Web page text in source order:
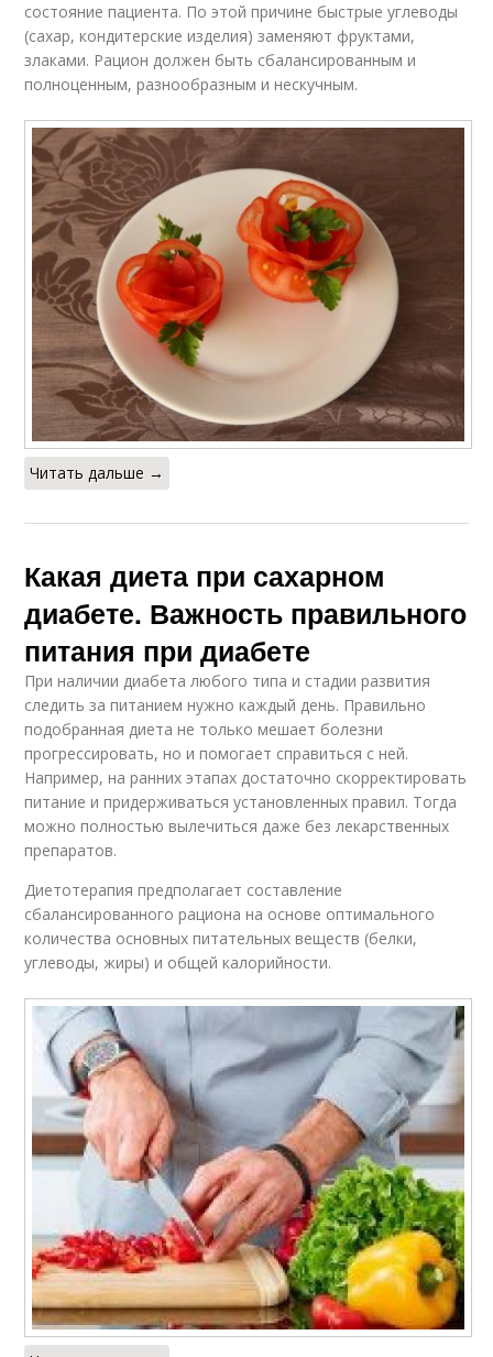
состояние пациента. По этой причине быстрые углеводы
(сахар, кондитерские изделия) заменяют фруктами,
злаками. Рацион должен быть сбалансированным и
полноценным, разнообразным и нескучным.
Читать дальше →
Какая диета при сахарном
диабете. Важность правильного
питания при диабете
При наличии диабета любого типа и стадии развития
следить за питанием нужно каждый день. Правильно
подобранная диета не только мешает болезни
прогрессировать, но и помогает справиться с ней.
Например, на ранних этапах достаточно скорректировать
питание и придерживаться установленных правил. Тогда
можно полностью вылечиться даже без лекарственных
препаратов.
Диетотерапия предполагает составление
сбалансированного рациона на основе оптимального
количества основных питательных веществ (белки,
углеводы, жиры) и общей калорийности.